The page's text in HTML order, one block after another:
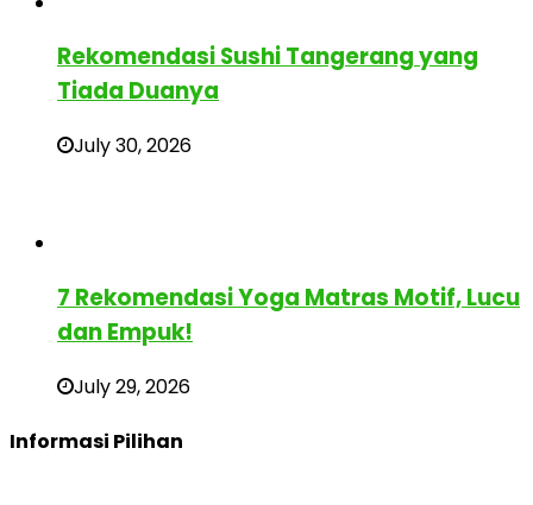
Rekomendasi Sushi Tangerang yang
Tiada Duanya
July 30, 2026
7 Rekomendasi Yoga Matras Motif, Lucu
dan Empuk!
July 29, 2026
Informasi Pilihan